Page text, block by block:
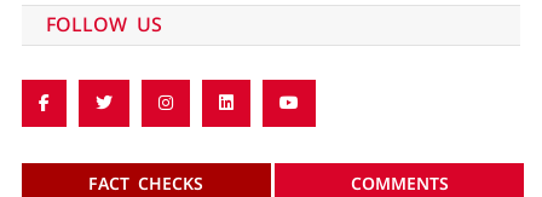
FOLLOW US
FACT CHECKS COMMENTS